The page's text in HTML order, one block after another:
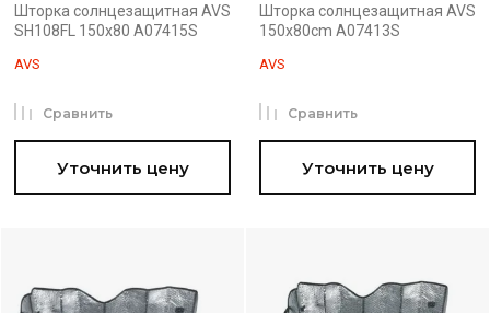
Шторка солнцезащитная AVS
SH108FL 150x80 A07415S
AVS
Уточнить цену
Сравнить
Шторка солнцезащитная AVS
150х80cm A07413S
AVS
Уточнить цену
Сравнить